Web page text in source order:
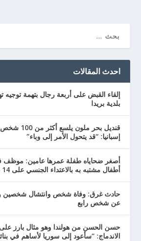
احدث المقالات
إلقاء القبض على أربعة رجال بتهمة توجيه
بلدية بريدا
قنديل بحر
إسبانيا: “قد يتحول الأمر إلى وباء”
أصغر ضحاياه طفلة عمرها عامين: موظف
أطفال مشتبه به بالاعتداء الجنسي على 14 طفل
حادث غرق: وفاة شخص وانتشال شخصين
عن شخص رابع
حسن الحسن من هولندا وهو مثال بارز
الاندماج: “سأعود إلى سوريا لأساهم في